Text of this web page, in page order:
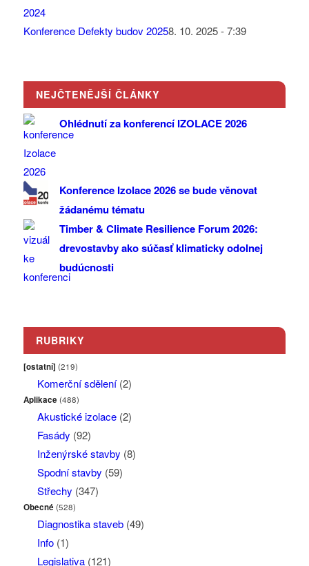
Konference Defekty budov 20258. 10. 2025 - 7:39
NEJČTENĚJŠÍ ČLÁNKY
Ohlédnutí za konferencí IZOLACE 2026
Konference Izolace 2026 se bude věnovat
žádanému tématu
Timber & Climate Resilience Forum 2026:
drevostavby ako súčasť klimaticky odolnej
budúcnosti
RUBRIKY
[ostatní] (219)
Komerční sdělení(2)
Aplikace (488)
Akustické izolace(2)
Fasády (92)
Inženýrské stavby (8)
Spodní stavby (59)
Střechy (347)
Obecné (528)
Diagnostika staveb(49)
Info(1)
Legislativa(121)